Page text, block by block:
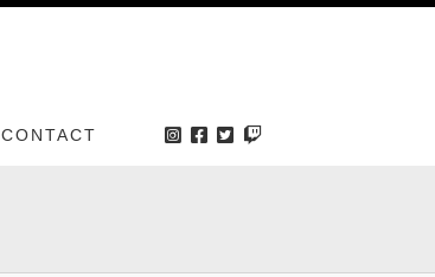
CONTACT